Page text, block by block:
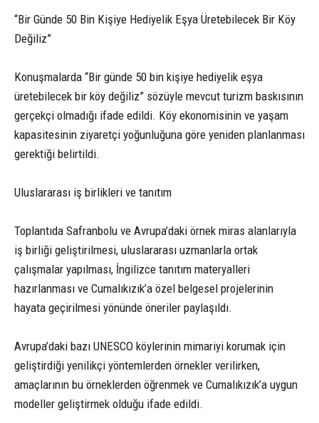
“Bir Günde 50 Bin Kişiye Hediyelik Eşya Üretebilecek Bir Köy
Değiliz”
Konuşmalarda “Bir günde 50 bin kişiye hediyelik eşya
üretebilecek bir köy değiliz” sözüyle mevcut turizm baskısının
gerçekçi olmadığı ifade edildi. Köy ekonomisinin ve yaşam
kapasitesinin ziyaretçi yoğunluğuna göre yeniden planlanması
gerektiği belirtildi.
Uluslararası iş birlikleri ve tanıtım
Toplantıda Safranbolu ve Avrupa’daki örnek miras alanlarıyla
iş birliği geliştirilmesi, uluslararası uzmanlarla ortak
çalışmalar yapılması, İngilizce tanıtım materyalleri
hazırlanması ve Cumalıkızık’a özel belgesel projelerinin
hayata geçirilmesi yönünde öneriler paylaşıldı.
Avrupa’daki bazı UNESCO köylerinin mimariyi korumak için
geliştirdiği yenilikçi yöntemlerden örnekler verilirken,
amaçlarının bu örneklerden öğrenmek ve Cumalıkızık’a uygun
modeller geliştirmek olduğu ifade edildi.